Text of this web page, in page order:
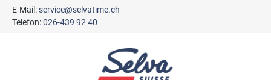
springen
E-Mail:service@selvatime.ch
Telefon:026-439 92 40